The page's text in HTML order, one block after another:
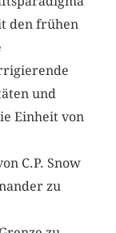
den frühen
und
Einheit von
C.P. Snow
zu